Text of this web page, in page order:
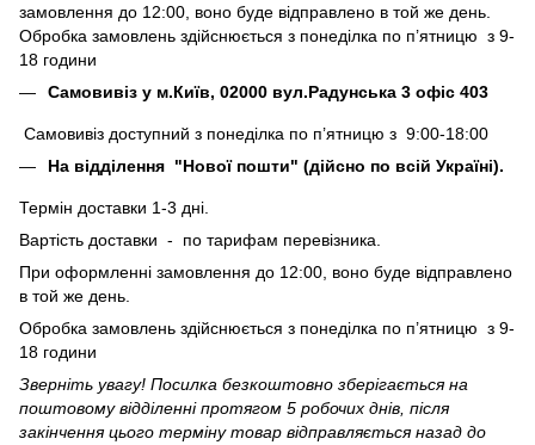
замовлення до 12:00, воно буде відправлено в той же день.
Обробка замовлень здійснюється з понеділка по п’ятницю з 9-
18 години
Самовивіз у м.Київ, 02000 вул.Радунська 3 офіс 403
Самовивіз доступний з понеділка по п’ятницю з 9:00-18:00
На відділення "Нової пошти" (дійсно по всій Україні).
Термін доставки 1-3 дні.
Вартість доставки - по тарифам перевізника.
При оформленні замовлення до 12:00, воно буде відправлено
в той же день.
Обробка замовлень здійснюється з понеділка по п’ятницю з 9-
18 години
Зверніть увагу! Посилка безкоштовно зберігається на
поштовому відділенні протягом 5 робочих днів, після
закінчення цього терміну товар відправляється назад до